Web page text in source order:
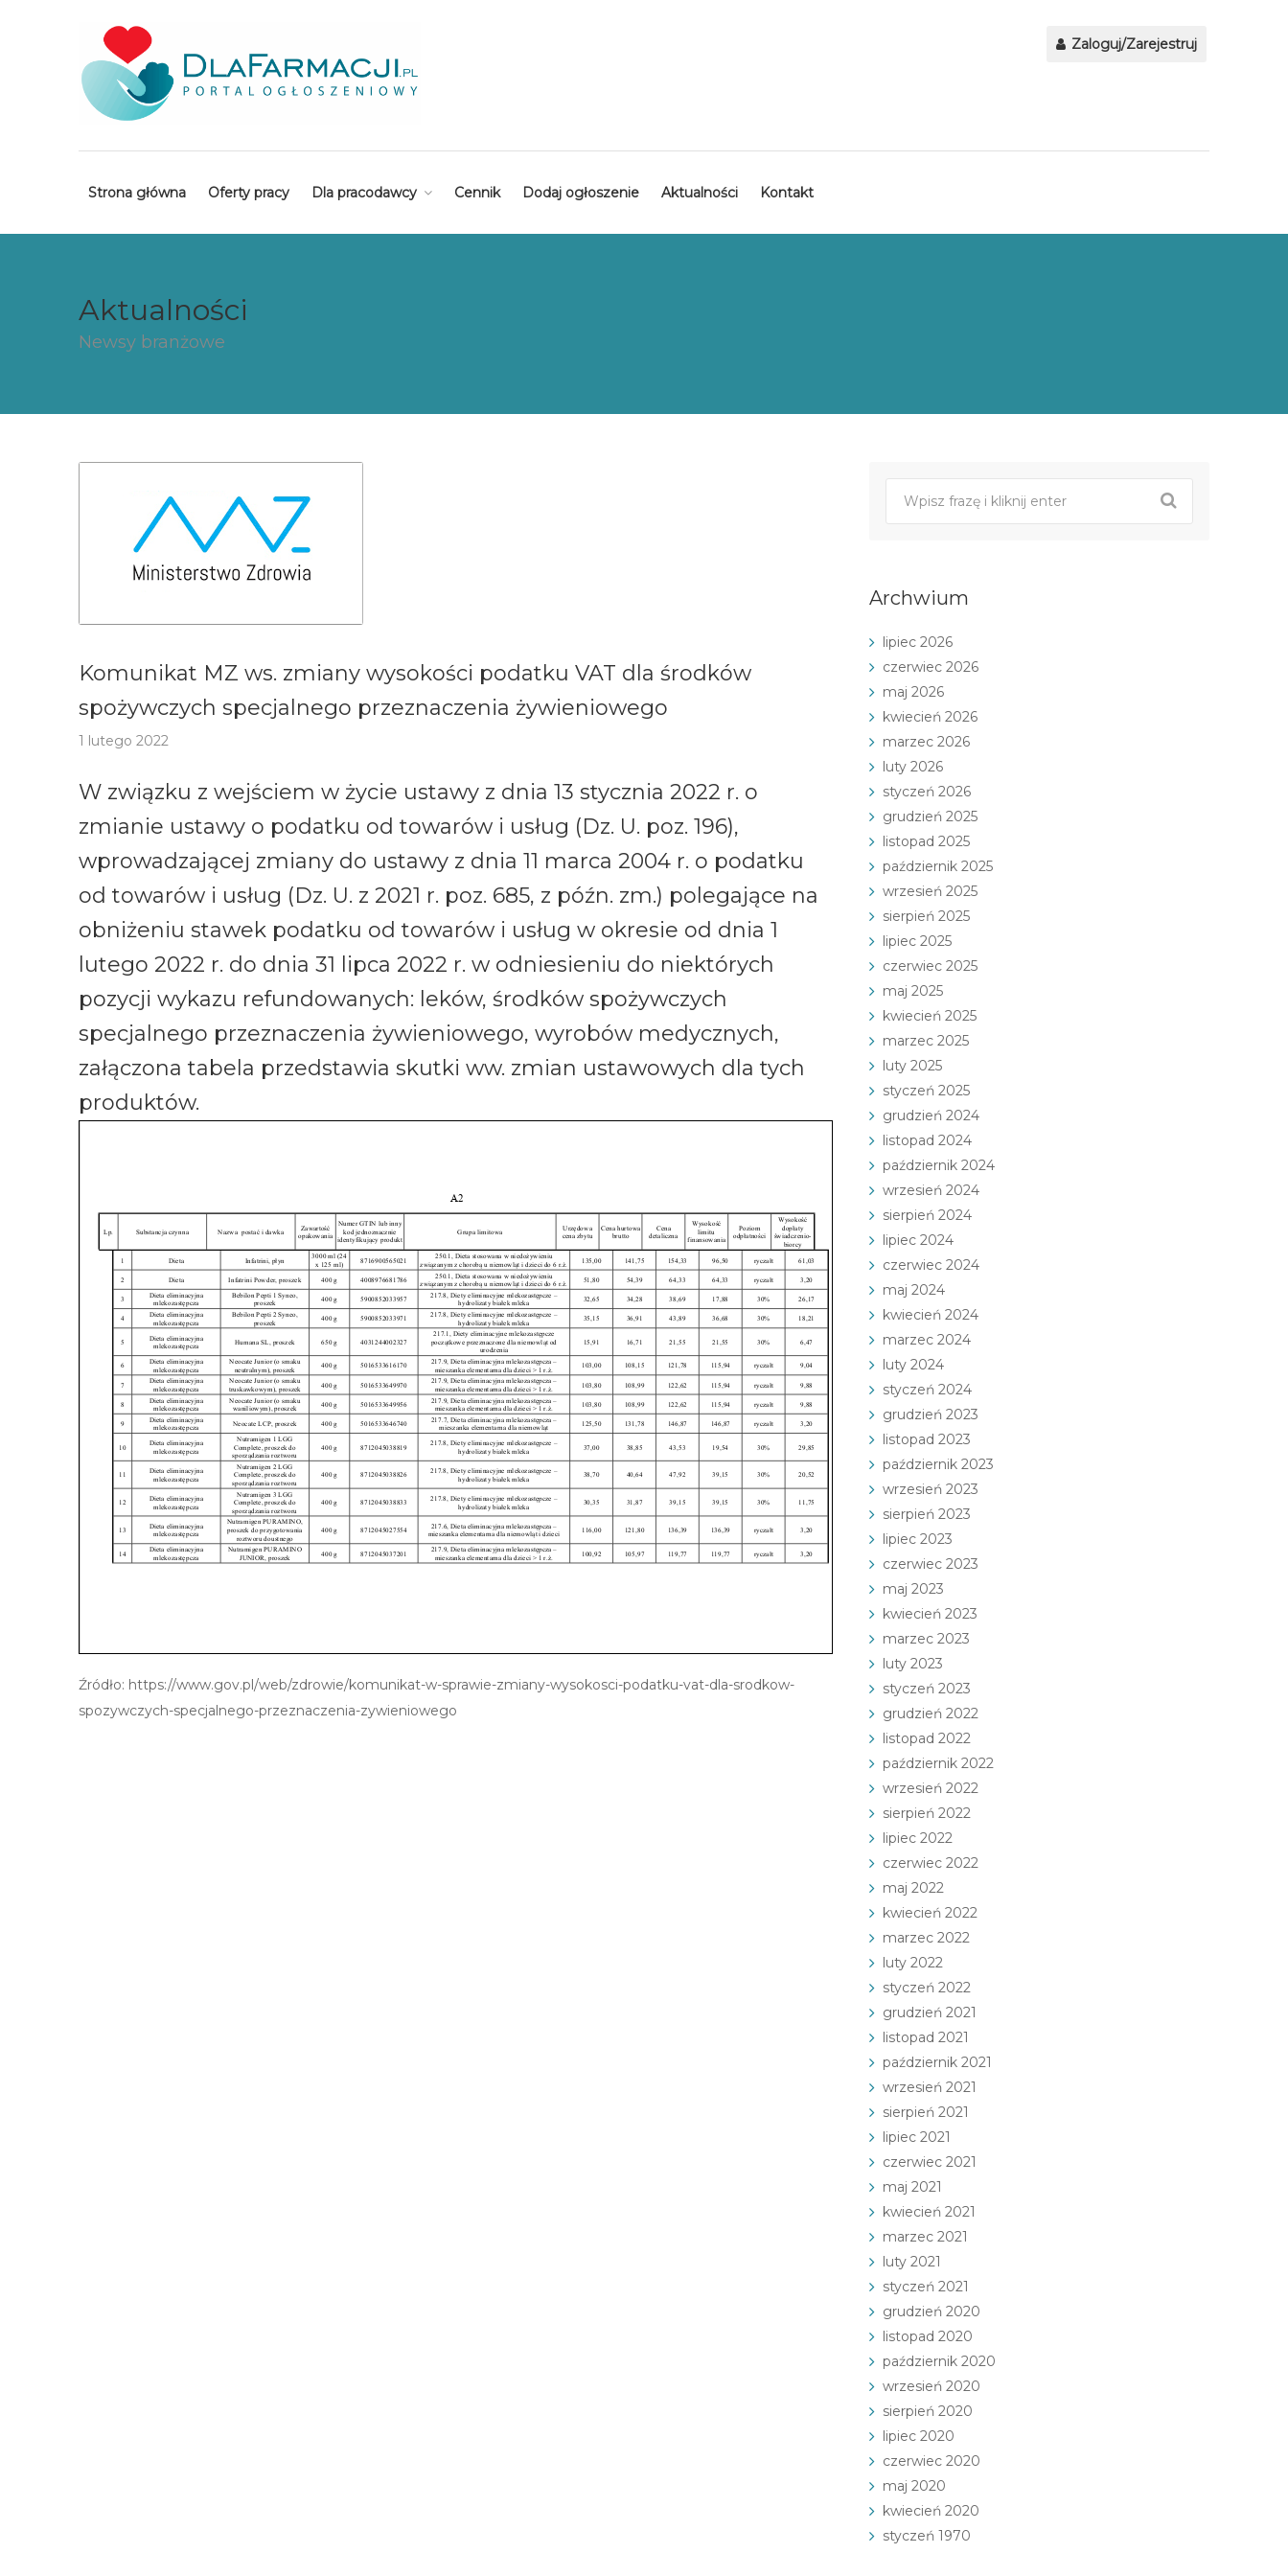
Strona główna Oferty pracy Dla pracodawcy Cennik Dodaj ogłoszenie Aktualności Kontakt
Zaloguj/Zarejestruj
Aktualności
Newsy branżowe
Komunikat MZ ws. zmiany wysokości podatku VAT dla środków
spożywczych specjalnego przeznaczenia żywieniowego
1 lutego 2022
W związku z wejściem w życie ustawy z dnia 13 stycznia 2022 r. o
zmianie ustawy o podatku od towarów i usług (Dz. U. poz. 196),
wprowadzającej zmiany do ustawy z dnia 11 marca 2004 r. o podatku
od towarów i usług (Dz. U. z 2021 r. poz. 685, z późn. zm.) polegające na
obniżeniu stawek podatku od towarów i usług w okresie od dnia 1
lutego 2022 r. do dnia 31 lipca 2022 r. w odniesieniu do niektórych
pozycji wykazu refundowanych: leków, środków spożywczych
specjalnego przeznaczenia żywieniowego, wyrobów medycznych,
załączona tabela przedstawia skutki ww. zmian ustawowych dla tych
produktów.
Źródło: https://www.gov.pl/web/zdrowie/komunikat-w-sprawie-zmiany-wysokosci-podatku-vat-dla-srodkow-
spozywczych-specjalnego-przeznaczenia-zywieniowego
Archwium
lipiec 2026
czerwiec 2026
maj 2026
kwiecień 2026
marzec 2026
luty 2026
styczeń 2026
grudzień 2025
listopad 2025
październik 2025
wrzesień 2025
sierpień 2025
lipiec 2025
czerwiec 2025
maj 2025
kwiecień 2025
marzec 2025
luty 2025
styczeń 2025
grudzień 2024
listopad 2024
październik 2024
wrzesień 2024
sierpień 2024
lipiec 2024
czerwiec 2024
maj 2024
kwiecień 2024
marzec 2024
luty 2024
styczeń 2024
grudzień 2023
listopad 2023
październik 2023
wrzesień 2023
sierpień 2023
lipiec 2023
czerwiec 2023
maj 2023
kwiecień 2023
marzec 2023
luty 2023
styczeń 2023
grudzień 2022
listopad 2022
październik 2022
wrzesień 2022
sierpień 2022
lipiec 2022
czerwiec 2022
maj 2022
kwiecień 2022
marzec 2022
luty 2022
styczeń 2022
grudzień 2021
listopad 2021
październik 2021
wrzesień 2021
sierpień 2021
lipiec 2021
czerwiec 2021
maj 2021
kwiecień 2021
marzec 2021
luty 2021
styczeń 2021
grudzień 2020
listopad 2020
październik 2020
wrzesień 2020
sierpień 2020
lipiec 2020
czerwiec 2020
maj 2020
kwiecień 2020
styczeń 1970